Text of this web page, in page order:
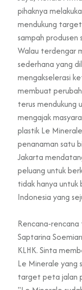
pihaknya
mendukung
sampah
Walau terdengar
sederhana yang
mengakselerasi
membuat
terus mendukung
mengajak
plastik Le
penanaman satu
Jakarta
peluang untuk
tidak hanya untuk
Indonesia yang
Rencana-
Saptarina
KLHK. Sinta
Le Minerale yang
target peta jalan